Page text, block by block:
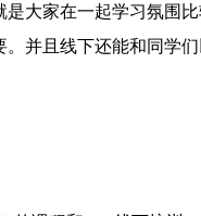
家在一起学习氛围比
并且线下还能和同学